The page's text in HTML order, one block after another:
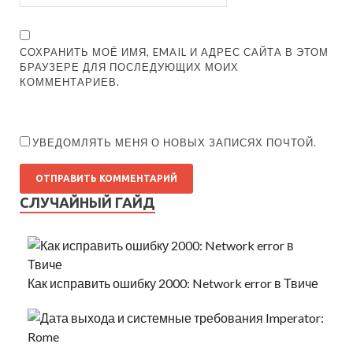
СОХРАНИТЬ МОЁ ИМЯ, EMAIL И АДРЕС САЙТА В ЭТОМ
БРАУЗЕРЕ ДЛЯ ПОСЛЕДУЮЩИХ МОИХ
КОММЕНТАРИЕВ.
УВЕДОМЛЯТЬ МЕНЯ О НОВЫХ ЗАПИСЯХ ПОЧТОЙ.
СЛУЧАЙНЫЙ ГАЙД
Как исправить ошибку 2000: Network error в Твиче